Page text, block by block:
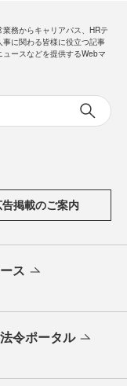
務からキャリアパス、HRテ
に関わる皆様に役立つ記事
ュースなどを提供するWebマ
告掲載のご案内
ス
令ポータル